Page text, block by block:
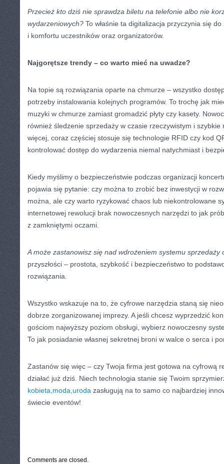
Przecież kto dziś nie sprawdza biletu na telefonie albo nie
wydarzeniowych? To właśnie ta digitalizacja przyczynia się
i komfortu uczestników oraz organizatorów.
Najgorętsze trendy – co warto mieć na uwadze?
Na topie są rozwiązania oparte na chmurze – wszystko
potrzeby instalowania kolejnych programów. To trochę jak
muzyki w chmurze zamiast gromadzić płyty czy kasety.
również śledzenie sprzedaży w czasie rzeczywistym i szybkie
więcej, coraz częściej stosuje się technologie RFID czy kod
kontrolować dostęp do wydarzenia niemal natychmiast i
Kiedy myślimy o bezpieczeństwie podczas organizacji
pojawia się pytanie: czy można to zrobić bez inwestycji w
można, ale czy warto ryzykować chaos lub niekontrolowane
internetowej rewolucji brak nowoczesnych narzędzi to jak
z zamkniętymi oczami.
A może zastanowisz się nad wdrożeniem systemu sprzedaży
przyszłości – prostota, szybkość i bezpieczeństwo to
rozwiązania.
Wszystko wskazuje na to, że cyfrowe narzędzia staną się
dobrze zorganizowanej imprezy. A jeśli chcesz wyprzedzić
gościom najwyższy poziom obsługi, wybierz nowoczesny
To jak posiadanie własnej sekretnej broni w walce o serca i
Zastanów się więc – czy Twoja firma jest gotowa na cyfrową
działać już dziś. Niech technologia stanie się Twoim
kobieta,moda,uroda zasługują na to samo co najbardziej
świecie eventów!
Comments are closed.